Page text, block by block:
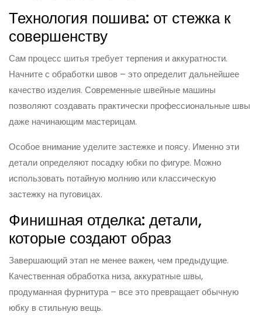
Технология пошива: от стежка к
совершенству
Сам процесс шитья требует терпения и аккуратности.
Начните с обработки швов – это определит дальнейшее
качество изделия. Современные швейные машины
позволяют создавать практически профессиональные швы
даже начинающим мастерицам.
Особое внимание уделите застежке и поясу. Именно эти
детали определяют посадку юбки по фигуре. Можно
использовать потайную молнию или классическую
застежку на пуговицах.
Финишная отделка: детали,
которые создают образ
Завершающий этап не менее важен, чем предыдущие.
Качественная обработка низа, аккуратные швы,
продуманная фурнитура – все это превращает обычную
юбку в стильную вещь.